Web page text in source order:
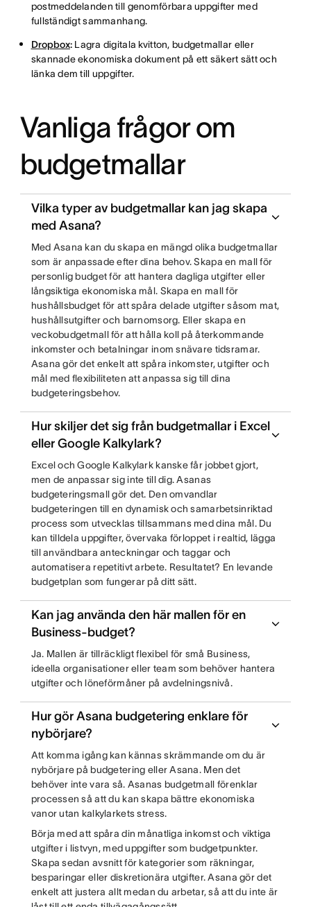
postmeddelanden till genomförbara uppgifter med
fullständigt sammanhang.
Dropbox: Lagra digitala kvitton, budgetmallar eller
skannade ekonomiska dokument på ett säkert sätt och
länka dem till uppgifter.
Vanliga frågor om
budgetmallar
Vilka typer av budgetmallar kan jag skapa
med Asana?
Med Asana kan du skapa en mängd olika budgetmallar
som är anpassade efter dina behov. Skapa en mall för
personlig budget för att hantera dagliga utgifter eller
långsiktiga ekonomiska mål. Skapa en mall för
hushållsbudget för att spåra delade utgifter såsom mat,
hushållsutgifter och barnomsorg. Eller skapa en
veckobudgetmall för att hålla koll på återkommande
inkomster och betalningar inom snävare tidsramar.
Asana gör det enkelt att spåra inkomster, utgifter och
mål med flexibiliteten att anpassa sig till dina
budgeteringsbehov.
Hur skiljer det sig från budgetmallar i Excel
eller Google Kalkylark?
Excel och Google Kalkylark kanske får jobbet gjort,
men de anpassar sig inte till dig. Asanas
budgeteringsmall gör det. Den omvandlar
budgeteringen till en dynamisk och samarbetsinriktad
process som utvecklas tillsammans med dina mål. Du
kan tilldela uppgifter, övervaka förloppet i realtid, lägga
till användbara anteckningar och taggar och
automatisera repetitivt arbete. Resultatet? En levande
budgetplan som fungerar på ditt sätt.
Kan jag använda den här mallen för en
Business-budget?
Ja. Mallen är tillräckligt flexibel för små Business,
ideella organisationer eller team som behöver hantera
utgifter och löneförmåner på avdelningsnivå.
Hur gör Asana budgetering enklare för
nybörjare?
Att komma igång kan kännas skrämmande om du är
nybörjare på budgetering eller Asana. Men det
behöver inte vara så. Asanas budgetmall förenklar
processen så att du kan skapa bättre ekonomiska
vanor utan kalkylarkets stress.
Börja med att spåra din månatliga inkomst och viktiga
utgifter i listvyn, med uppgifter som budgetpunkter.
Skapa sedan avsnitt för kategorier som räkningar,
besparingar eller diskretionära utgifter. Asana gör det
enkelt att justera allt medan du arbetar, så att du inte är